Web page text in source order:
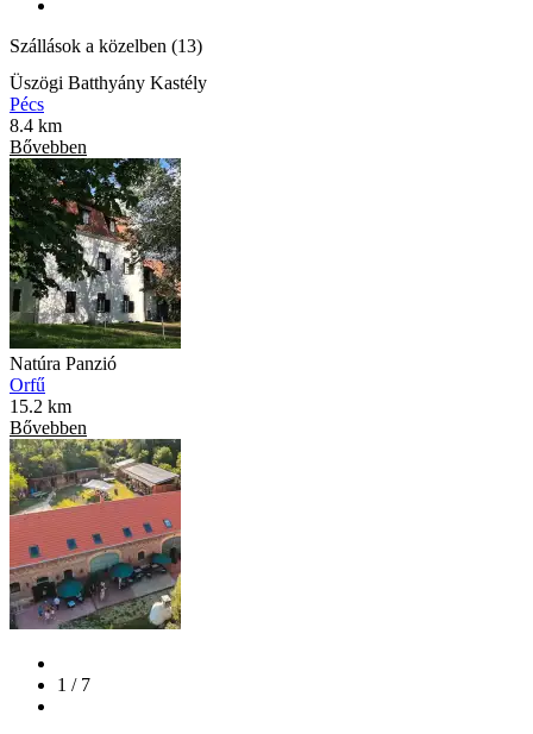
Szállások a közelben (13)
Üszögi Batthyány Kastély
Pécs
8.4 km
Bővebben
Natúra Panzió
Orfű
15.2 km
Bővebben
1 / 7